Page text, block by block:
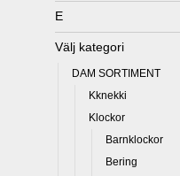
E
Välj kategori
DAM SORTIMENT
Kknekki
Klockor
Barnklockor
Bering